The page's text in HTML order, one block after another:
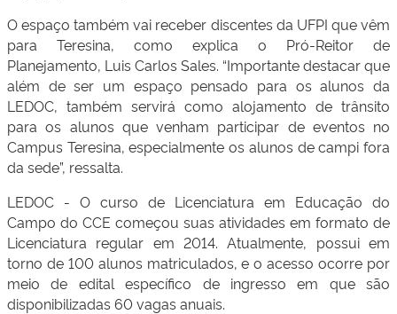
O espaço também vai receber discentes da UFPI que vêm
para Teresina, como explica o Pró-Reitor de
Planejamento, Luis Carlos Sales. “Importante destacar que
além de ser um espaço pensado para os alunos da
LEDOC, também servirá como alojamento de trânsito
para os alunos que venham participar de eventos no
Campus Teresina, especialmente os alunos de campi fora
da sede”, ressalta.
LEDOC - O curso de Licenciatura em Educação do
Campo do CCE começou suas atividades em formato de
Licenciatura regular em 2014. Atualmente, possui em
torno de 100 alunos matriculados, e o acesso ocorre por
meio de edital específico de ingresso em que são
disponibilizadas 60 vagas anuais.